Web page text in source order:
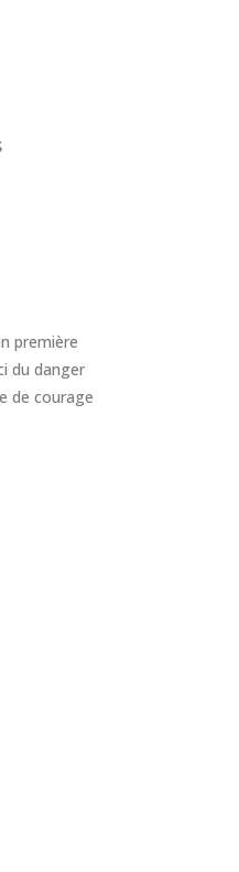
première
du danger
de courage